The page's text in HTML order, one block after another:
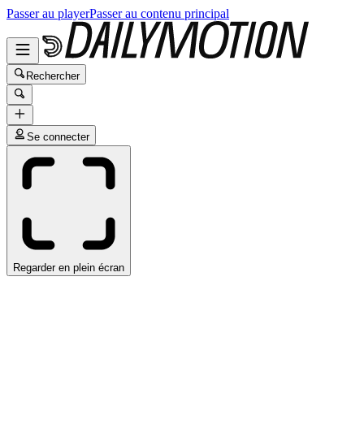
Passer au playerPasser au contenu principal
Rechercher
Se connecter
Regarder en plein écran